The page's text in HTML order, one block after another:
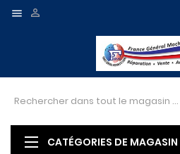
 
CATÉGORIES DE MAGASIN